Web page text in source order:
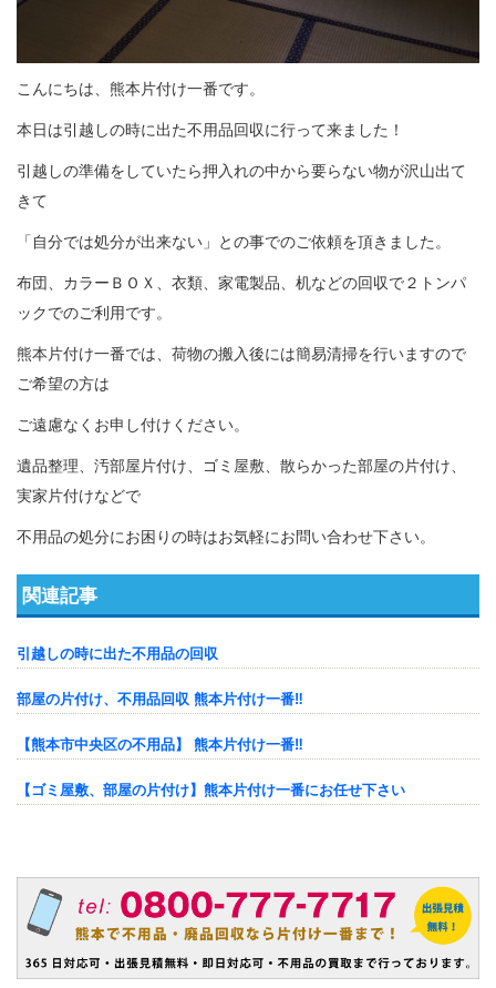
こんにちは、熊本片付け一番です。
本日は引越しの時に出た不用品回収に行って来ました！
引越しの準備をしていたら押入れの中から要らない物が沢山出て
きて
「自分では処分が出来ない」との事でのご依頼を頂きました。
布団、カラーＢＯＸ、衣類、家電製品、机などの回収で２トンパ
ックでのご利用です。
熊本片付け一番では、荷物の搬入後には簡易清掃を行いますので
ご希望の方は
ご遠慮なくお申し付けください。
遺品整理、汚部屋片付け、ゴミ屋敷、散らかった部屋の片付け、
実家片付けなどで
不用品の処分にお困りの時はお気軽にお問い合わせ下さい。
関連記事
引越しの時に出た不用品の回収
部屋の片付け、不用品回収 熊本片付け一番‼️
【熊本市中央区の不用品】 熊本片付け一番‼️
【ゴミ屋敷、部屋の片付け】熊本片付け一番にお任せ下さい